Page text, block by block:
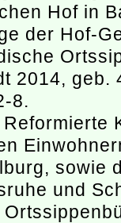
Hof in
der Hof-
2014, geb.
8.
Reformierte
sowie
und